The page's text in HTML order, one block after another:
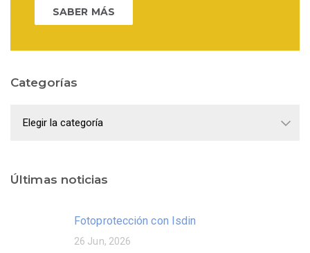
SABER MÁS
Categorías
Últimas noticias
Fotoprotección con Isdin
26 Jun, 2026